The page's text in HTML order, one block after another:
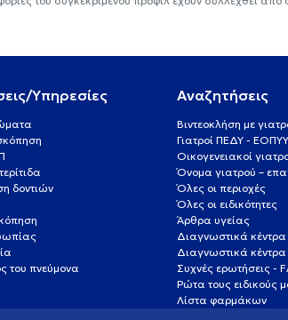
Υπηρεσίες
δοντιών
του πνεύμονα
Αναζητήσεις
Βιντεοκλήση με
Γιατροί ΠΕΔΥ - ΕΟΠΥΥ
Οικογενειακοί
Όνομα γιατρού –
Όλες οι περιοχές
Όλες οι ειδικότητες
Άρθρα υγείας
Διαγνωστικά κέντρα
Διαγνωστικά
Συχνές ερωτήσεις -
Ρώτα τους ειδικούς
Λίστα φαρμάκων